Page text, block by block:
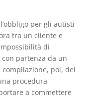
per gli autisti
tra un cliente e
di
partenza da un
compilazione, poi, del
procedura
a commettere